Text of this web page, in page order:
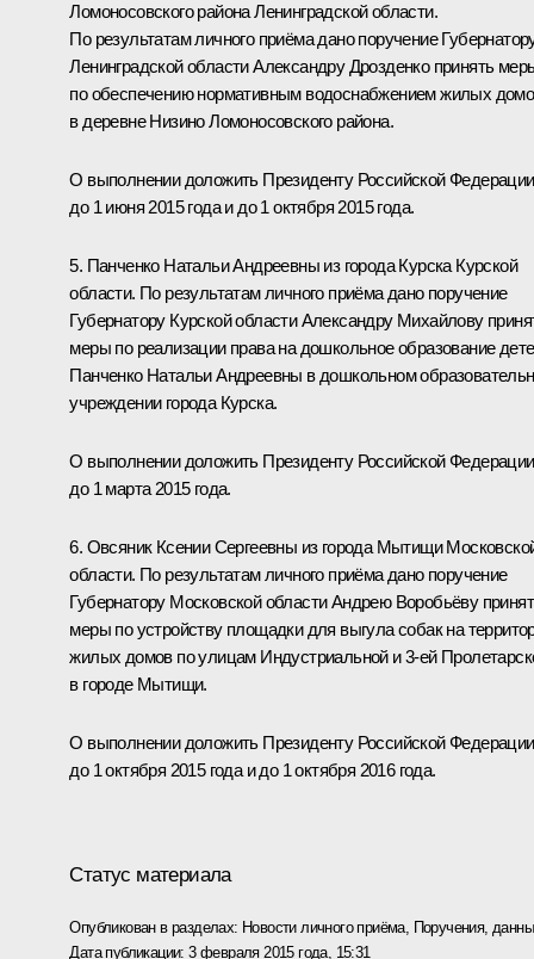
Ломоносовского района Ленинградской области.
По результатам личного приёма дано поручение
Ленинградской области Александру Дрозденко принять
по обеспечению нормативным водоснабжением жилых
в деревне Низино Ломоносовского района.
О выполнении доложить Президенту Российской Федерации
до 1 июня 2015 года и до 1 октября 2015 года.
5. Панченко Натальи Андреевны из города Курска Курской
области. По результатам личного приёма дано поручение
Губернатору Курской области Александру Михайлову
меры по реализации права на дошкольное образование
Панченко Натальи Андреевны в дошкольном
учреждении города Курска.
О выполнении доложить Президенту Российской Федерации
до 1 марта 2015 года.
6. Овсяник Ксении Сергеевны из города Мытищи
области. По результатам личного приёма дано поручение
Губернатору Московской области Андрею Воробьёву
меры по устройству площадки для выгула собак на
жилых домов по улицам Индустриальной и 3-ей
в городе Мытищи.
О выполнении доложить Президенту Российской Федерации
до 1 октября 2015 года и до 1 октября 2016 года.
Статус материала
Опубликован в разделах: Новости личного приёма, Поручения,
Дата публикации:3 февраля 2015 года, 15:31